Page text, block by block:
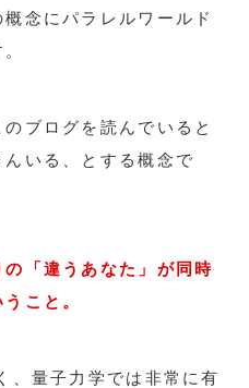
念にパラレルワールド
ブログを読んでいると
いる、とする概念で
「違うあなた」が同時
こと。
、量子力学では非常に有